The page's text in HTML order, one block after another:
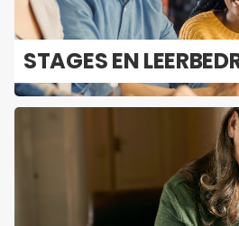
STA­GES EN